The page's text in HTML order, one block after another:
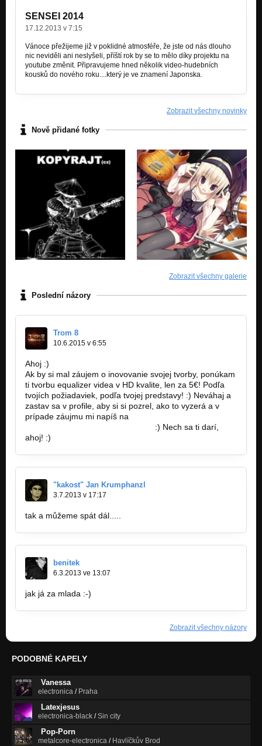
SENSEI 2014
17.12.2013 v 7:15
Vánoce přežijeme již v poklidné atmosféře, že jste od nás dlouho
nic neviděli ani neslyšeli, příští rok by se to mělo díky projektu na
youtube změnit. Připravujeme hned několik video-hudebních
kousků do nového roku....který je ve znamení Japonska.
Zobrazit všechny novinky
Nově přidané fotky
Zobrazit všechny galerie
Poslední názory
Trom 8
10.6.2015 v 6:55
Ahoj :)
Ak by si mal záujem o inovovanie svojej tvorby, ponúkam
ti tvorbu equalizer videa v HD kvalite, len za 5€! Podľa
tvojích požiadaviek, podľa tvojej predstavy! :) Neváhaj a
zastav sa v profile, aby si si pozrel, ako to vyzerá a v
prípade záujmu mi napíš na
:) Nech sa ti darí,
ahoj! :)
"kakost" Jan Krumphanzl
3.7.2013 v 17:17
tak a můžeme spát dál.....
benitek
6.3.2013 ve 13:07
jak já za mlada :-)
Zobrazit všechny názory
PODOBNÉ KAPELY
Vanessa
electronica / Praha
Latexjesus
electronica-black /Sin city
Pop-Porn
metalcore-electronica / Havlíčkův Brod